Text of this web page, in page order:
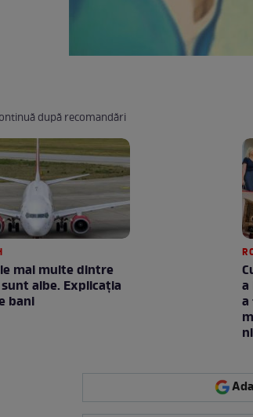
după recomandări
mai multe dintre
albe. Explicația
bani
a